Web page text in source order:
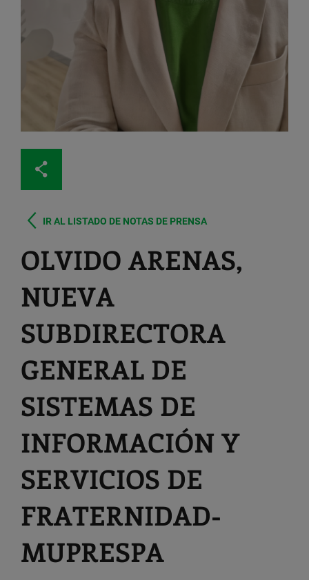
IR AL LISTADO DE NOTAS DE PRENSA
OLVIDO ARENAS,
NUEVA
SUBDIRECTORA
GENERAL DE
SISTEMAS DE
INFORMACIÓN Y
SERVICIOS DE
FRATERNIDAD-
MUPRESPA